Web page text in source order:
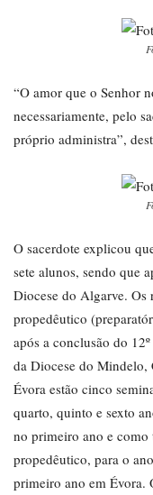
“O amor que o Senhor
necessariamente, pelo
próprio administra”,
O sacerdote explicou
sete alunos, sendo que
Diocese do Algarve. Os
propedêutico
após a conclusão do
da Diocese do
Évora estão cinco
quarto, quinto e sexto
no primeiro ano e como
propedêutico, para o
primeiro ano em Évora.